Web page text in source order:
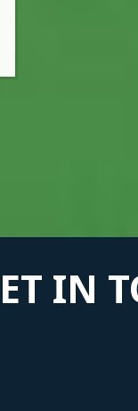
IN